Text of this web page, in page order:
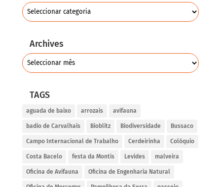
Archives
TAGS
aguada de baixo arrozais avifauna
badio de Carvalhais Bioblitz Biodiversidade Bussaco
Campo Internacional de Trabalho Cerdeirinha Colóquio
Costa Bacelo festa da Montis Levides malveira
Oficina de Avifauna Oficina de Engenharia Natural